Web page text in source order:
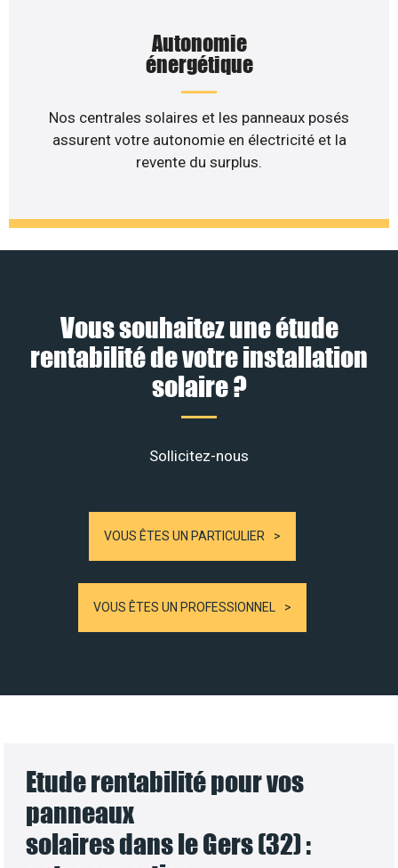
Autonomie
énergétique
Nos centrales solaires et les panneaux posés
assurent votre autonomie en électricité et la
revente du surplus.
Vous souhaitez une étude
rentabilité de votre installation
solaire ?
Sollicitez-nous
VOUS ÊTES UN PARTICULIER
VOUS ÊTES UN PROFESSIONNEL
Etude rentabilité pour vos
panneaux
solaires dans le Gers (32) :